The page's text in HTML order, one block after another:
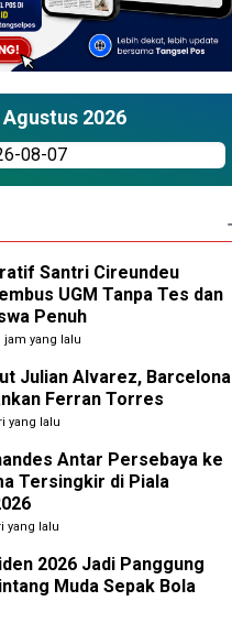
2026
Santri Cireundeu
UGM Tanpa Tes dan
Penuh
jam yang lalu
Julian Alvarez, Barcelona
Ferran Torres
yang lalu
Antar Persebaya ke
Tersingkir di Piala
yang lalu
2026 Jadi Panggung
Muda Sepak Bola